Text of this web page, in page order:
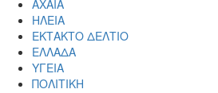
ΑΧΑΙΑ
ΗΛΕΙΑ
ΕΚΤΑΚΤΟ ΔΕΛΤΙΟ
ΕΛΛΑΔΑ
ΥΓΕΙΑ
ΠΟΛΙΤΙΚΗ